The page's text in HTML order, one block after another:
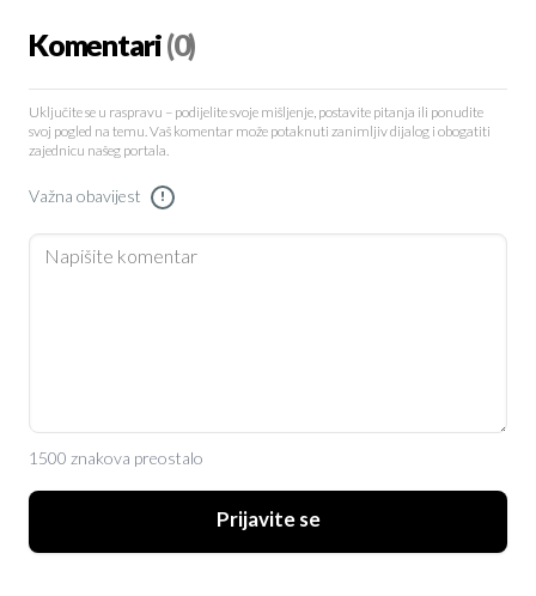
Komentari(0)
Uključite se u raspravu – podijelite svoje mišljenje, postavite pitanja ili ponudite
svoj pogled na temu. Vaš komentar može potaknuti zanimljiv dijalog i obogatiti
zajednicu našeg portala.
Važna obavijest !
1500 znakova preostalo
Prijavite se